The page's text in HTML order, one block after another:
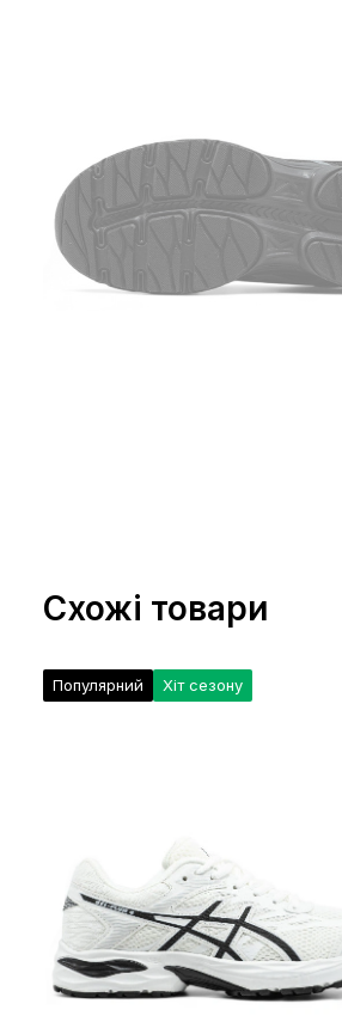
Схожі товари
Популярний Хіт сезону